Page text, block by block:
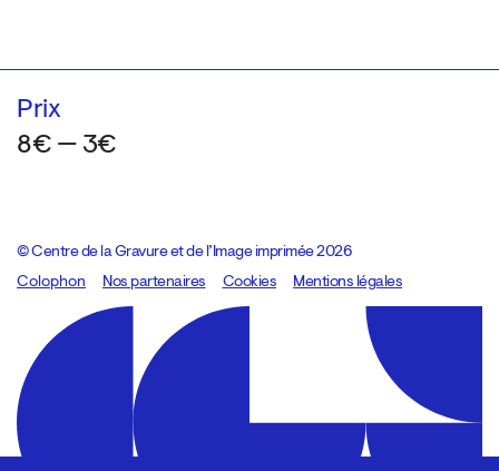
Prix
8€ — 3€
© Centre de la Gravure et de l’Image imprimée 2026
Colophon
Design:Marcel Kaczmarek, code:8080.studio
Nos partenaires Cookies Mentions légales